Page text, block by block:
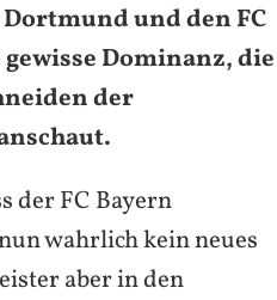
und den FC
Dominanz, die
der
der FC Bayern
wahrlich kein neues
aber in den